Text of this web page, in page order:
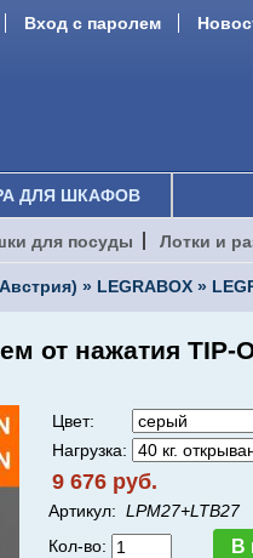
Вход с паролем
ДЛЯ ШКАФОВ
для посуды Лотки и
» LEGRABOX »
от нажатия TIP-
Цвет:
Нагрузка:
9 676 руб.
Артикул: LPM27+LTB27
Кол-во: